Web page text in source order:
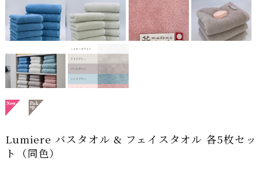
Lumiere バスタオル & フェイスタオル 各5枚セッ
ト（同色）